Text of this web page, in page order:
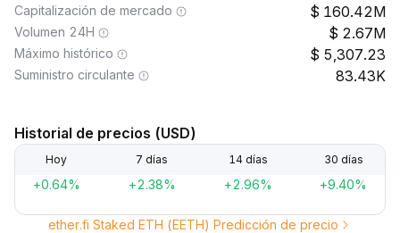
Capitalización de mercado 160.42M
Volumen 24H 2.67M
Máximo histórico 5,307.23
Suministro circulante 83.43K
Historial de precios (USD)
Hoy 7 días 14 días 30 días
+0.64% +2.38% +2.96% +9.40%
ether.fi Staked ETH (EETH) Predicción de precio